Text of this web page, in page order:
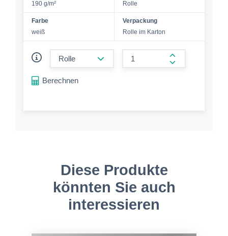
190 g/m² Rolle
Farbe
weiß
Verpackung
Rolle im Karton
form.increase-
Berechnen
Diese Produkte
könnten Sie auch
interessieren